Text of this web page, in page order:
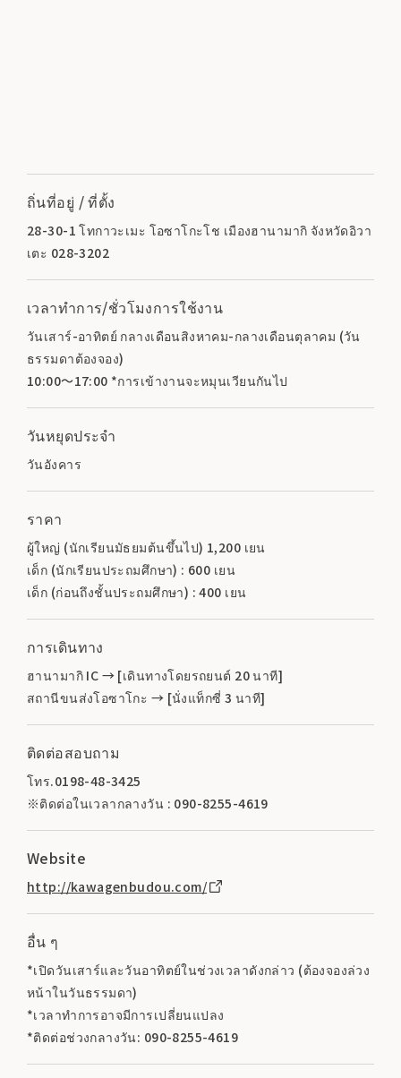
ถิ่นที่อยู่ / ที่ตั้ง
28-30-1 โทกาวะเมะ โอซาโกะโช เมืองฮานามากิ จังหวัดอิวา
เตะ 028-3202
เวลาทำการ/ชั่วโมงการใช้งาน
วันเสาร์-อาทิตย์ กลางเดือนสิงหาคม-กลางเดือนตุลาคม (วัน
ธรรมดาต้องจอง)
10:00～17:00 *การเข้างานจะหมุนเวียนกันไป
วันหยุดประจำ
วันอังคาร
ราคา
ผู้ใหญ่ (นักเรียนมัธยมต้นขึ้นไป) 1,200 เยน
เด็ก (นักเรียนประถมศึกษา) : 600 เยน
เด็ก (ก่อนถึงชั้นประถมศึกษา) : 400 เยน
การเดินทาง
ฮานามากิ IC → [เดินทางโดยรถยนต์ 20 นาที]
สถานีขนส่งโอซาโกะ → [นั่งแท็กซี่ 3 นาที]
ติดต่อสอบถาม
โทร.0198-48-3425
※ติดต่อในเวลากลางวัน : 090-8255-4619
Website
http://kawagenbudou.com/
อื่น ๆ
*เปิดวันเสาร์และวันอาทิตย์ในช่วงเวลาดังกล่าว (ต้องจองล่วง
หน้าในวันธรรมดา)
*เวลาทำการอาจมีการเปลี่ยนแปลง
*ติดต่อช่วงกลางวัน: 090-8255-4619